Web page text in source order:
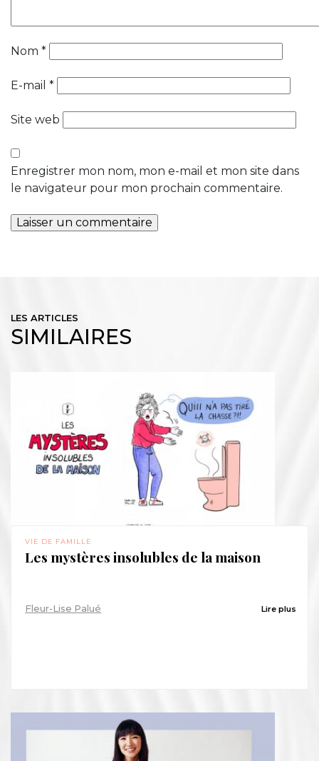
Nom *
E-mail *
Site web
Enregistrer mon nom, mon e-mail et mon site dans
le navigateur pour mon prochain commentaire.
LES ARTICLES
SIMILAIRES
VIE DE FAMILLE
Les mystères insolubles de la maison
Fleur-Lise Palué Lire plus